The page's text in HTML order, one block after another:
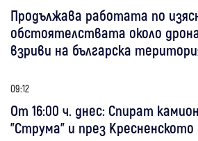
Продължава работата по
обстоятелствата около
взриви на българска
09:12
От 16:00 ч. днес: Спират
"Струма" и през Кресненското